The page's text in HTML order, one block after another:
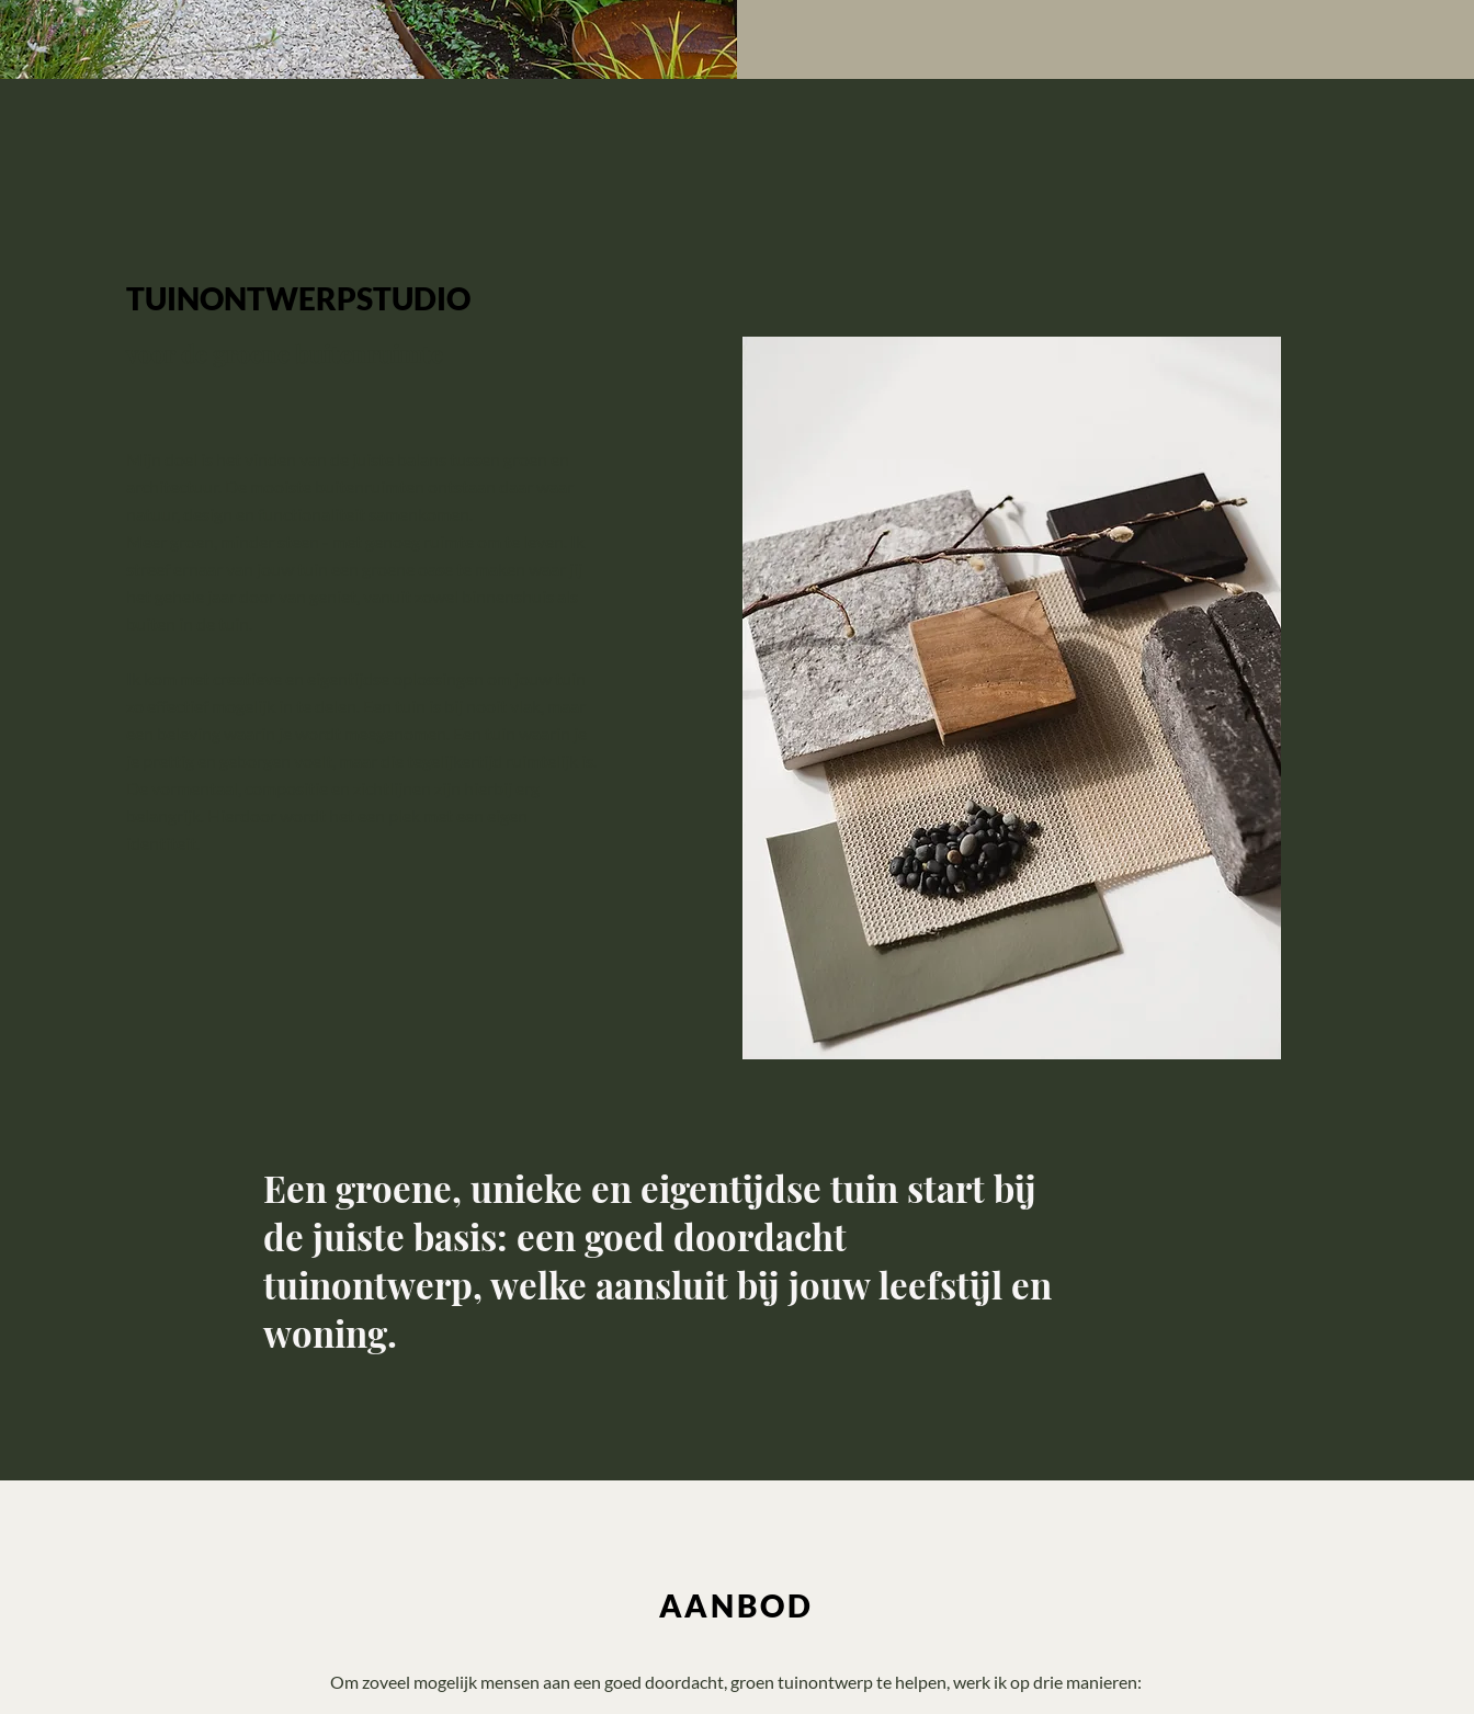
TUINONTWERPSTUDIO
Een groene, unieke en eigentijdse tuin start bij
de juiste basis: een goed doordacht
tuinontwerp, welke aansluit bij jouw leefstijl en
woning.
AANBOD
Om zoveel mogelijk mensen aan een goed doordacht, groen tuinontwerp te helpen, werk ik op drie manieren: